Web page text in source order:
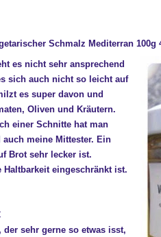
Schmalz Mediterran 100g
es nicht sehr ansprechend
sich auch nicht so leicht auf
es super davon und
Oliven und Kräutern.
einer Schnitte hat man
meine Mittester. Ein
Brot sehr lecker ist.
eingeschränkt ist.
der sehr gerne so etwas isst,